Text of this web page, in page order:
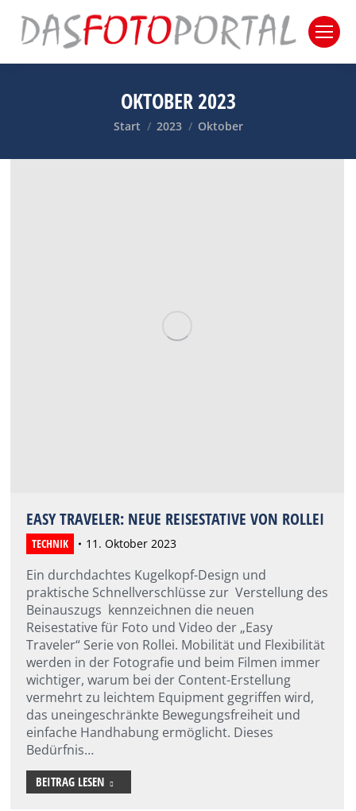
OKTOBER 2023
Sie befinden sich hier:
Start 2023 Oktober
EASY TRAVELER: NEUE REISESTATIVE VON ROLLEI
TECHNIK 11. Oktober 2023
Ein durchdachtes Kugelkopf-Design und
praktische Schnellverschlüsse zur Verstellung des
Beinauszugs kennzeichnen die neuen
Reisestative für Foto und Video der „Easy
Traveler“ Serie von Rollei. Mobilität und Flexibilität
werden in der Fotografie und beim Filmen immer
wichtiger, warum bei der Content-Erstellung
vermehrt zu leichtem Equipment gegriffen wird,
das uneingeschränkte Bewegungsfreiheit und
einfache Handhabung ermöglicht. Dieses
Bedürfnis…
BEITRAG LESEN